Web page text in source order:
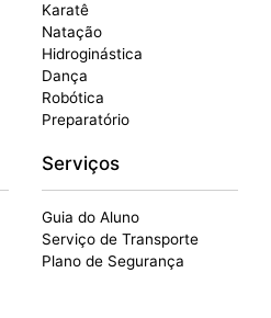
Karatê
Natação
Hidroginástica
Dança
Robótica
Preparatório
Serviços
Guia do Aluno
Serviço de Transporte
Plano de Segurança